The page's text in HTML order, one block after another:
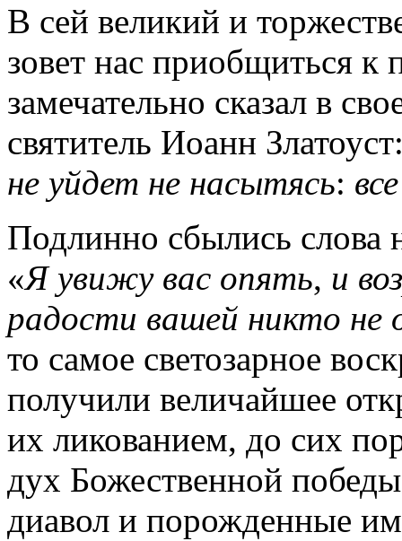
В сей великий и
зовет нас приобщиться к
замечательно сказал в
святитель Иоанн
не уйдет не насытясь: все
Подлинно сбылись слова
«Я увижу вас опять, и
радости вашей никто не
то самое светозарное
получили величайшее
их ликованием, до сих
дух Божественной победы
диавол и порожденные